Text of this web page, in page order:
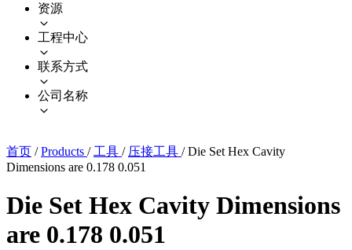
资源
工程中心
联系方式
公司名称
首页 / Products / 工具 / 压接工具 / Die Set Hex Cavity
Dimensions are 0.178 0.051
Die Set Hex Cavity Dimensions
are 0.178 0.051